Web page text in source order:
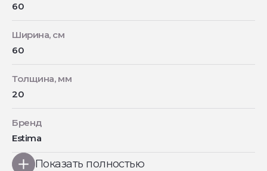
60
Ширина, см
60
Толщина, мм
20
Бренд
Estima
Показать полностью